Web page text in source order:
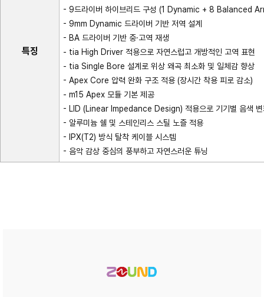
특징
- 9드라이버 하이브리드 구성 (1 Dynamic + 8 Balanced
- 9mm Dynamic 드라이버 기반 저역 설계
- BA 드라이버 기반 중·고역 재생
- tia High Driver 적용으로 자연스럽고 개방적인 고역 표현
- tia Single Bore 설계로 위상 왜곡 최소화 및 일체감 향상
- Apex Core 압력 완화 구조 적용 (장시간 착용 피로 감소)
- m15 Apex 모듈 기본 제공
- LID (Linear Impedance Design) 적용으로 기기별 음색 변
- 알루미늄 쉘 및 스테인리스 스틸 노즐 적용
- IPX(T2) 방식 탈착 케이블 시스템
- 음악 감상 중심의 풍부하고 자연스러운 튜닝